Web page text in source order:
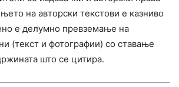
на авторски текстови е казниво
е делумно превземање на
(текст и фотографии) со ставање
што се цитира.